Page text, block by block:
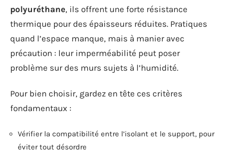
polyuréthane, ils offrent une forte résistance
thermique pour des épaisseurs réduites. Pratiques
quand l’espace manque, mais à manier avec
précaution : leur imperméabilité peut poser
problème sur des murs sujets à l’humidité.
Pour bien choisir, gardez en tête ces critères
fondamentaux :
Vérifier la compatibilité entre l’isolant et le support, pour
éviter tout désordre